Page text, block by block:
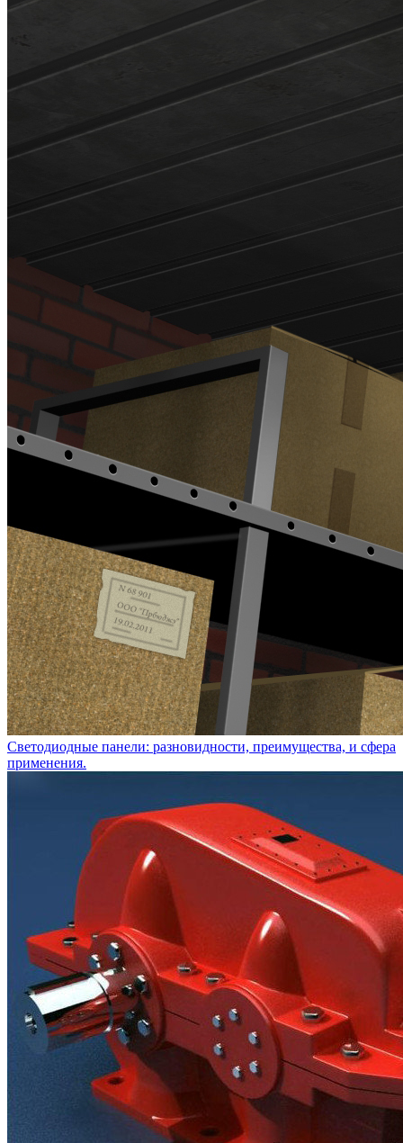
Светодиодные панели: разновидности, преимущества, и сфера
применения.